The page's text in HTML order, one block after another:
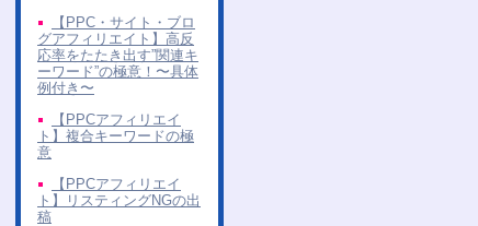
【PPC・サイト・ブロ
グアフィリエイト】高反
応率をたたき出す”関連キ
ーワード”の極意！〜具体
例付き〜
【PPCアフィリエイ
ト】複合キーワードの極
意
【PPCアフィリエイ
ト】リスティングNGの出
稿